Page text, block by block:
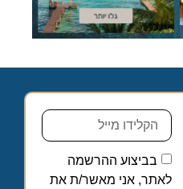
בביצוע ההרשמה
לאתר, אני מאשר/ת את